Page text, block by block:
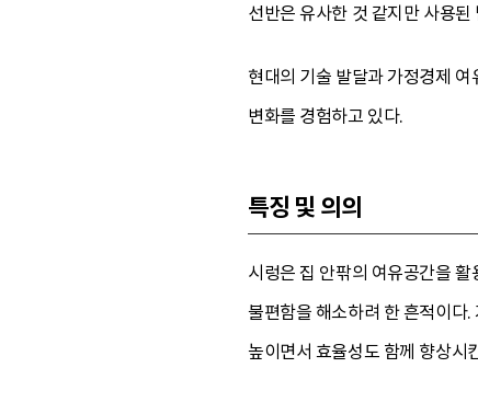
선반은 유사한 것 같지만 사용
현대의 기술 발달과 가정경제
변화를 경험하고 있다.
특징 및 의의
시렁은 집 안팎의 여유공간을
불편함을 해소하려 한 흔적이다
높이면서 효율성도 함께 향상시